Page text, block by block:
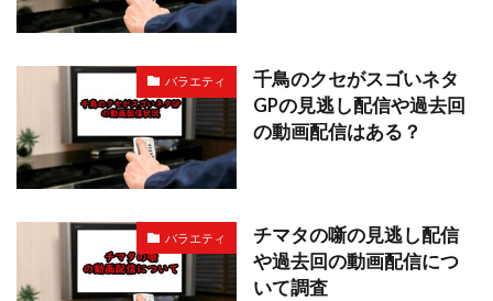
バラエティ
千鳥のクセがスゴいネタ
GPの見逃し配信や過去回
の動画配信はある？
バラエティ
チマタの噺の見逃し配信
や過去回の動画配信につ
いて調査